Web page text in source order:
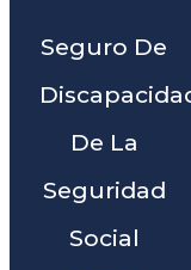
Seguro De
De La
Seguridad
Social